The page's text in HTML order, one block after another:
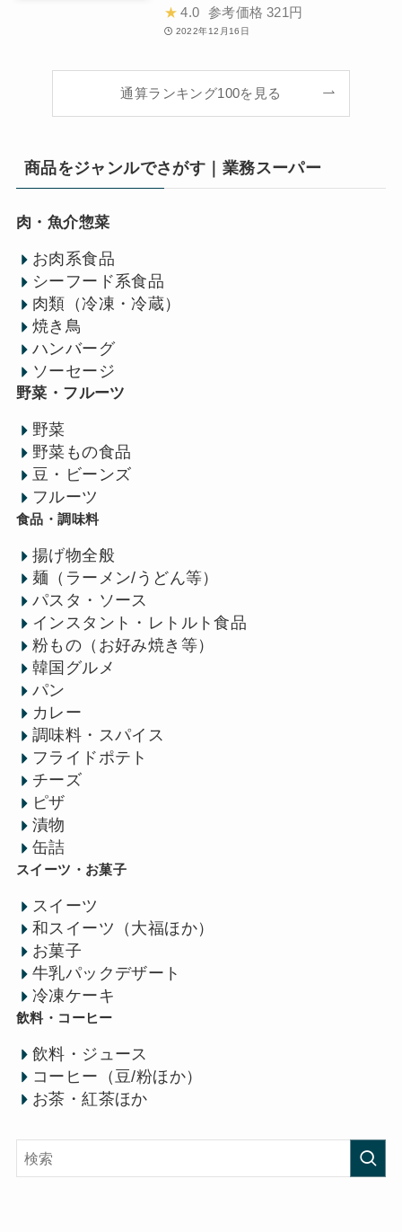
★ 4.0 参考価格 321円
2022年12月16日
通算ランキング100を見る
商品をジャンルでさがす｜業務スーパー
肉・魚介惣菜
お肉系食品
シーフード系食品
肉類（冷凍・冷蔵）
焼き鳥
ハンバーグ
ソーセージ
野菜・フルーツ
野菜
野菜もの食品
豆・ビーンズ
フルーツ
食品・調味料
揚げ物全般
麺（ラーメン/うどん等）
パスタ・ソース
インスタント・レトルト食品
粉もの（お好み焼き等）
韓国グルメ
パン
カレー
調味料・スパイス
フライドポテト
チーズ
ピザ
漬物
缶詰
スイーツ・お菓子
スイーツ
和スイーツ（大福ほか）
お菓子
牛乳パックデザート
冷凍ケーキ
飲料・コーヒー
飲料・ジュース
コーヒー（豆/粉ほか）
お茶・紅茶ほか